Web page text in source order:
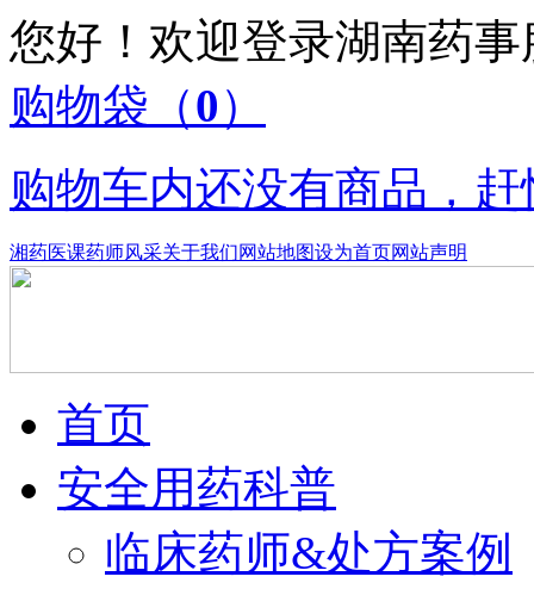
您好！欢迎登录湖南药
购物袋 （0）
购物车内还没有商品，
湘药医课药师风采关于我们网站地图设为首页网站声明
首页
安全用药科普
临床药师&处方案例